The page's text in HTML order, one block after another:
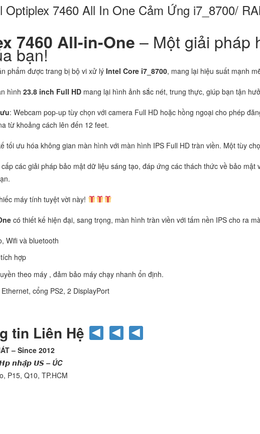
Optiplex 7460 All In One Cảm Ứng i7_8700/
7460 All-in-One – Một giải pháp
bạn!
phẩm được trang bị bộ vi xử lýIntel Core i7_8700, mang lại hiệu suất mạnh
hình 23.8 inch Full HDmang lại hình ảnh sắc nét, trung thực, giúp bạn tận
: Webcam pop-up tùy chọn với camera Full HD hoặc hồng ngoại cho phép
từ khoảng cách lên đến 12 feet.
tối ưu hóa không gian màn hình với màn hình IPS Full HD tràn viền. Một tùy
các giải pháp bảo mật dữ liệu sáng tạo, đáp ứng các thách thức về bảo
máy tính tuyệt vời này!
có thiết kế hiện đại, sang trọng, màn hình tràn viền với tấm nền IPS cho ra
Wifi và bluetooth
hợp
theo máy , đảm bảo máy chạy nhanh ổn định.
cổng PS2, 2 DisplayPort
tin Liên Hệ
– Since 2012
𝙣𝙝𝙖̣̂𝙥 𝙐𝙎 – ÚC
P15, Q10, TP.HCM